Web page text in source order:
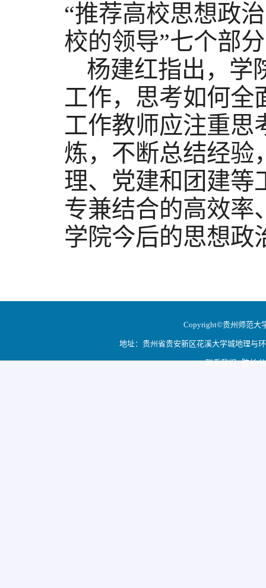
“推荐高校思想政
校的领导”七个部
杨建红指出，学
工作，思考如何全
工作教师应注重思
炼，不断总结经验
理、党建和团建等
专兼结合的高效率
学院今后的思想政
Copyright©贵州师范大
地址：贵州省贵安新区花溪大学城地理与
联系我们 院长书